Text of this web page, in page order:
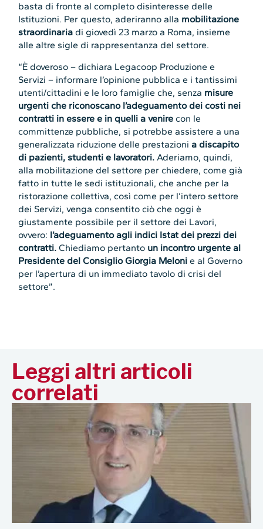
basta di fronte al completo disinteresse delle
Istituzioni. Per questo, aderiranno alla mobilitazione
straordinaria di giovedì 23 marzo a Roma, insieme
alle altre sigle di rappresentanza del settore.
“È doveroso – dichiara Legacoop Produzione e
Servizi – informare l’opinione pubblica e i tantissimi
utenti/cittadini e le loro famiglie che, senza misure
urgenti che riconoscano l’adeguamento dei costi nei
contratti in essere e in quelli a venirecon le
committenze pubbliche, si potrebbe assistere a una
generalizzata riduzione delle prestazionia discapito
di pazienti, studenti e lavoratori. Aderiamo, quindi,
alla mobilitazione del settore per chiedere, come già
fatto in tutte le sedi istituzionali, che anche per la
ristorazione collettiva, così come per l’intero settore
dei Servizi, venga consentito ciò che oggi è
giustamente possibile per il settore dei Lavori,
ovvero: l’adeguamento agli indici Istat dei prezzi dei
contratti.Chiediamo pertanto un incontro urgente al
Presidente del Consiglio Giorgia Meloni e al Governo
per l’apertura di un immediato tavolo di crisi del
settore”.
Leggi altri articoli
correlati